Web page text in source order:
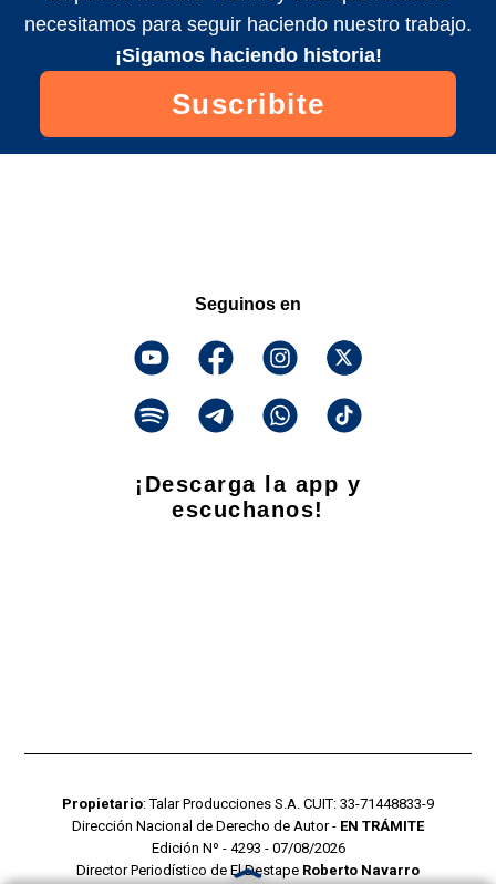
necesitamos para seguir haciendo nuestro trabajo.
¡Sigamos haciendo historia!
Suscribite
Seguinos en
¡Descarga la app y
escuchanos!
Propietario: Talar Producciones S.A. CUIT: 33-71448833-9
Dirección Nacional de Derecho de Autor - EN TRÁMITE
Edición Nº - 4293 - 07/08/2026
Director Periodístico de El Destape Roberto Navarro